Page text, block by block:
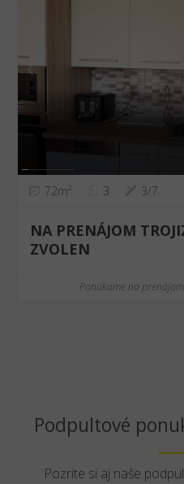
❮
72m² 3 3/7
NA PRENÁJOM
ZVOLEN
Ponúkame na
Podpultové
Pozrite si aj naše